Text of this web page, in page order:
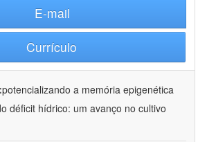
E-mail
Currículo
potencializando a memória epigenética
déficit hídrico: um avanço no cultivo